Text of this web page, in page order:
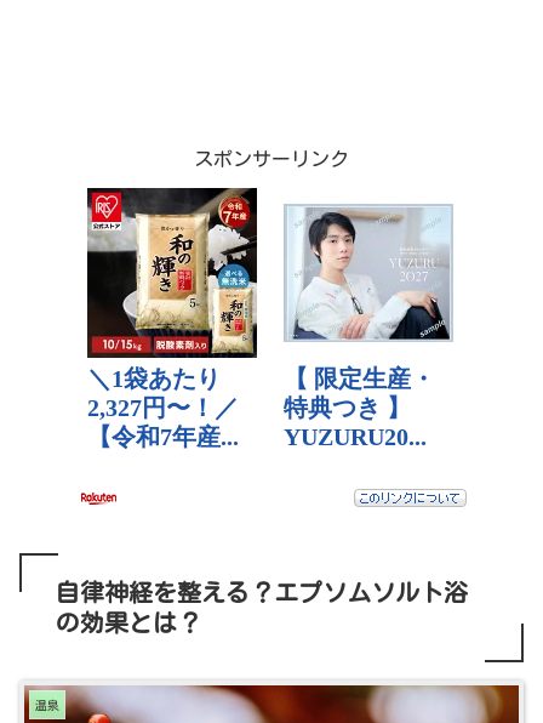
スポンサーリンク
自律神経を整える？エプソムソルト浴
の効果とは？
温泉